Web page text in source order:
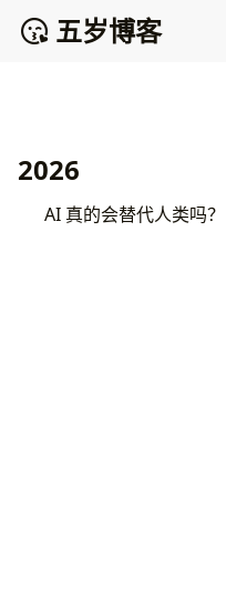
五岁博客
2026
AI 真的会替代人类吗？